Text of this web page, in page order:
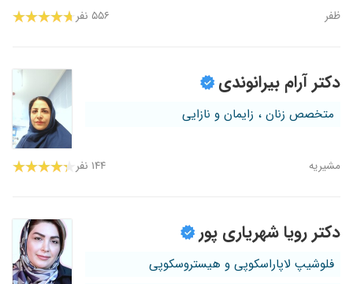
ظفر ۵۵۶ نفر
دکتر آرام بیرانوندی
متخصص زنان ، زایمان و نازایی
مشیریه ۱۴۴ نفر
دکتر رویا شهریاری پور
فلوشیپ لاپاراسکوپی و هیستروسکوپی